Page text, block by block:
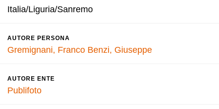
Italia/Liguria/Sanremo
AUTORE PERSONA
Gremignani, Franco Benzi, Giuseppe
AUTORE ENTE
Publifoto